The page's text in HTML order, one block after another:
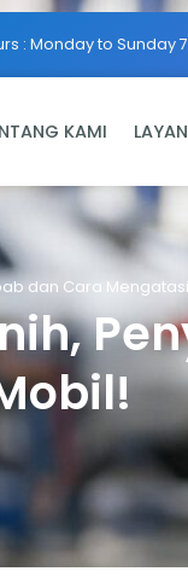
: Monday to Sunday
KAMI
dan Cara